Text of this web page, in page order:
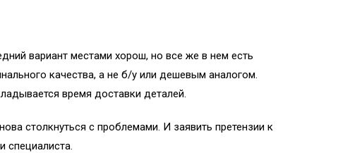
вариант местами хорош, но все же в нем есть
качества, а не б/у или дешевым аналогом.
время доставки деталей.
столкнуться с проблемами. И заявить претензии к
специалиста.